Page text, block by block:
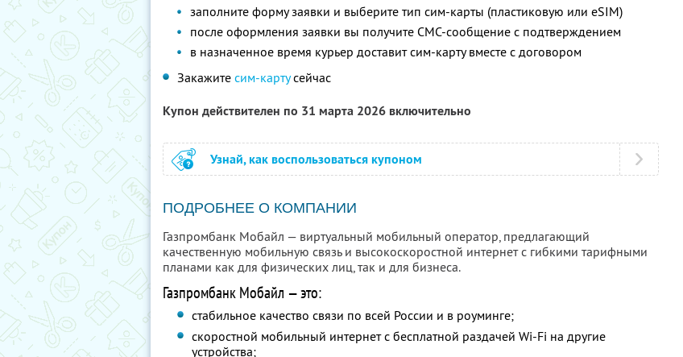
заполните форму заявки и выберите тип сим-карты (пластиковую или eSIM)
после оформления заявки вы получите СМС-сообщение с подтверждением
в назначенное время курьер доставит сим-карту вместе с договором
Закажите сим-картусейчас
Купон действителен по 31 марта 2026 включительно
Узнай, как воспользоваться купоном
ПОДРОБНЕЕ О КОМПАНИИ
Газпромбанк Мобайл — виртуальный мобильный оператор, предлагающий
качественную мобильную связь и высокоскоростной интернет с гибкими тарифными
планами как для физических лиц, так и для бизнеса.
Газпромбанк Мобайл — это:
стабильное качество связи по всей России и в роуминге;
скоростной мобильный интернет с бесплатной раздачей Wi-Fi на другие
устройства;